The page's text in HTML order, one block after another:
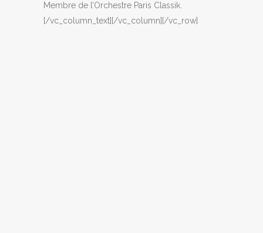
Membre de l’Orchestre Paris Classik.
[/vc_column_text][/vc_column][/vc_row]